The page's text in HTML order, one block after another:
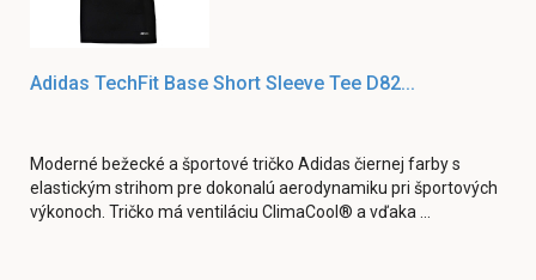
Adidas TechFit Base Short Sleeve Tee D82...
Moderné bežecké a športové tričko Adidas čiernej farby s
elastickým strihom pre dokonalú aerodynamiku pri športových
výkonoch. Tričko má ventiláciu ClimaCool® a vďaka ...